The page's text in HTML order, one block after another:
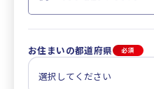
お住まいの都道府県 必須